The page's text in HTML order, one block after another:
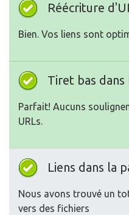
Réécriture
Bien. Vos liens sont
Tiret bas dans
Parfait! Aucuns
URLs.
Liens dans la
Nous avons trouvé un
vers des fichiers